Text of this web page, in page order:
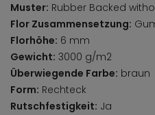
Muster: Rubber Backed
Flor Zusammensetzung:
Florhöhe: 6 mm
Gewicht: 3000 g/m2
Überwiegende Farbe: braun
Form: Rechteck
Rutschfestigkeit: Ja